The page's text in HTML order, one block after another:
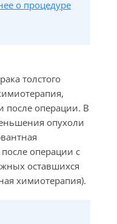
о процедуре
толстого
после операции. В
опухоли
операции с
оставшихся
химиотерапия).